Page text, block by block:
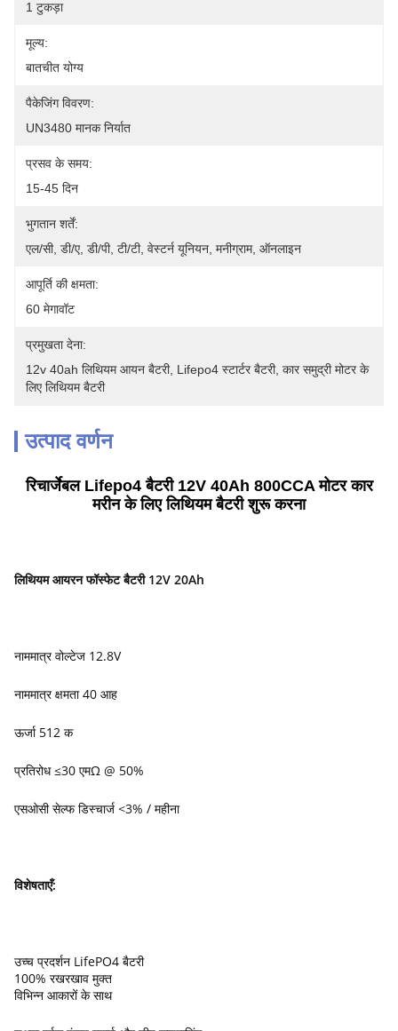
1 टुकड़ा
मूल्य:
बातचीत योग्य
पैकेजिंग विवरण:
UN3480 मानक निर्यात
प्रसव के समय:
15-45 दिन
भुगतान शर्तें:
एल/सी, डी/ए, डी/पी, टी/टी, वेस्टर्न यूनियन, मनीग्राम, ऑनलाइन
आपूर्ति की क्षमता:
60 मेगावॉट
प्रमुखता देना:
12v 40ah लिथियम आयन बैटरी, Lifepo4 स्टार्टर बैटरी, कार समुद्री मोटर के
लिए लिथियम बैटरी
उत्पाद वर्णन
रिचार्जेबल Lifepo4 बैटरी 12V 40Ah 800CCA मोटर कार
मरीन के लिए लिथियम बैटरी शुरू करना
लिथियम आयरन फॉस्फेट बैटरी 12V 20Ah
नाममात्र वोल्टेज 12.8V
नाममात्र क्षमता 40 आह
ऊर्जा 512 क
प्रतिरोध ≤30 एमΩ @ 50%
एसओसी सेल्फ डिस्चार्ज <3% / महीना
विशेषताएँ:
उच्च प्रदर्शन LifePO4 बैटरी
100% रखरखाव मुक्त
विभिन्न आकारों के साथ